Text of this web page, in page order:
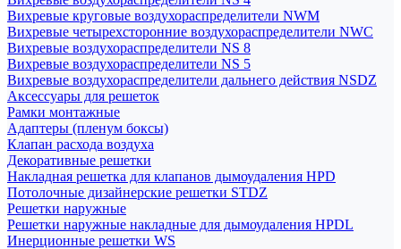
Вихревые круговые воздухораспределители NWM
Вихревые четырехсторонние воздухораспределители NWC
Вихревые воздухораспределители NS 8
Вихревые воздухораспределители NS 5
Вихревые воздухораспределители дальнего действия NSDZ
Аксессуары для решеток
Рамки монтажные
Адаптеры (пленум боксы)
Клапан расхода воздуха
Декоративные решетки
Накладная решетка для клапанов дымоудаления HPD
Потолочные дизайнерские решетки STDZ
Решетки наружные
Решетки наружные накладные для дымоудаления HPDL
Инерционные решетки WS